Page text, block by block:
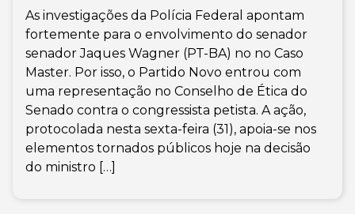
As investigações da Polícia Federal apontam
fortemente para o envolvimento do senador
senador Jaques Wagner (PT-BA) no no Caso
Master. Por isso, o Partido Novo entrou com
uma representação no Conselho de Ética do
Senado contra o congressista petista. A ação,
protocolada nesta sexta-feira (31), apoia-se nos
elementos tornados públicos hoje na decisão
do ministro […]